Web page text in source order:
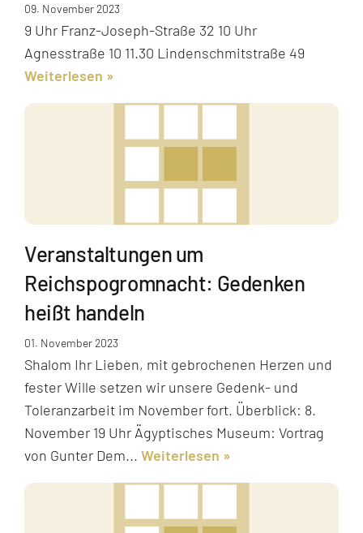
09. November 2023
9 Uhr Franz-Joseph-Straße 32 10 Uhr
Agnesstraße 10 11.30 Lindenschmitstraße 49
Weiterlesen
Veranstaltungen um
Reichspogromnacht: Gedenken
heißt handeln
01. November 2023
Shalom Ihr Lieben, mit gebrochenen Herzen und
fester Wille setzen wir unsere Gedenk- und
Toleranzarbeit im November fort. Überblick: 8.
November 19 Uhr Ägyptisches Museum: Vortrag
von Gunter Dem... Weiterlesen